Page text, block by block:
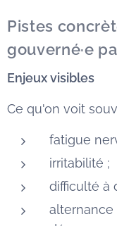
Pistes
gouverné·e
Enjeux visibles
Ce qu'on voit
fatigue
irritabilité ;
difficulté à